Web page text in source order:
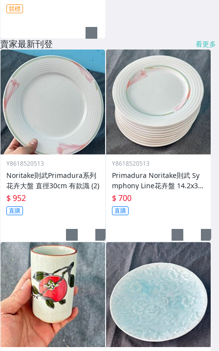
競標
賣家最新刊登 看更多
Y8618520513
Noritake則武Primadura系列
花卉大盤 直徑30cm 有款識 (2)
$ 952
直購
Y8618520513
Primadura Noritake則武 Sy
mphony Line花卉盤 14.2x3.6
cm 全新
$ 700
直購